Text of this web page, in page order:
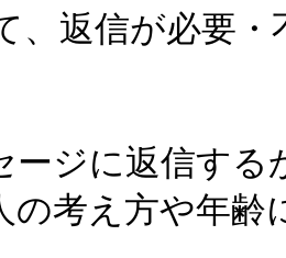
、返信が必要・
ージに返信す
の考え方や年